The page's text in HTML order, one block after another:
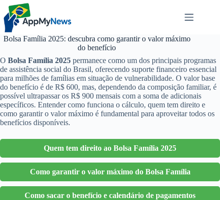
Pular
para
conteúdo
Bolsa Família 2025: descubra como garantir o valor máximo
do benefício
O Bolsa Família 2025 permanece como um dos principais programas
de assistência social do Brasil, oferecendo suporte financeiro essencial
para milhões de famílias em situação de vulnerabilidade. O valor base
do benefício é de R$ 600, mas, dependendo da composição familiar, é
possível ultrapassar os R$ 900 mensais com a soma de adicionais
específicos. Entender como funciona o cálculo, quem tem direito e
como garantir o valor máximo é fundamental para aproveitar todos os
benefícios disponíveis.
Quem tem direito ao Bolsa Família 2025
Como garantir o valor máximo do Bolsa Família
Como sacar o benefício e calendário de pagamentos